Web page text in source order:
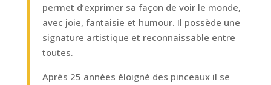
permet d’exprimer sa façon de voir le monde,
avec joie, fantaisie et humour. Il possède une
signature artistique et reconnaissable entre
toutes.
Après 25 années éloigné des pinceaux il se